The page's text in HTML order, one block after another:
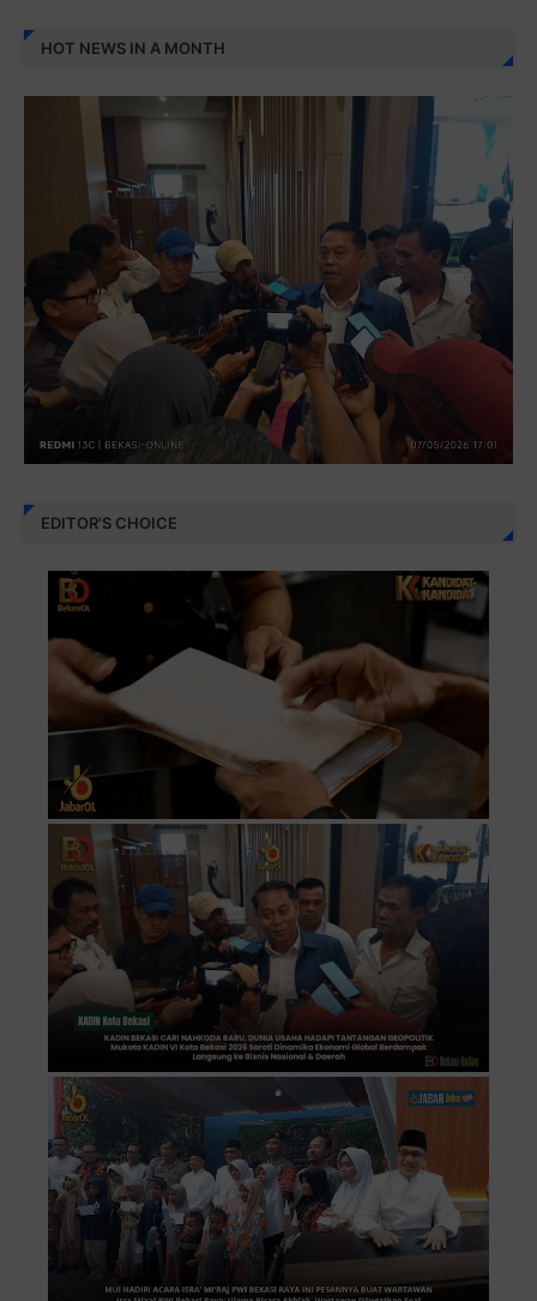
HOT NEWS IN A MONTH
EDITOR'S CHOICE